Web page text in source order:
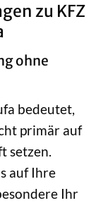
zu KFZ
ohne
bedeutet,
primär auf
setzen.
auf Ihre
Ihr